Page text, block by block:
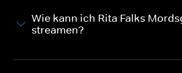
Wie kann ich Rita Falks
streamen?